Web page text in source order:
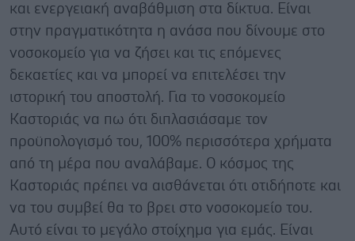
και ενεργειακή αναβάθμιση στα δίκτυα. Είναι
στην πραγματικότητα η ανάσα που δίνουμε στο
νοσοκομείο για να ζήσει και τις επόμενες
δεκαετίες και να μπορεί να επιτελέσει την
ιστορική του αποστολή. Για το νοσοκομείο
Καστοριάς να πω ότι διπλασιάσαμε τον
προϋπολογισμό του, 100% περισσότερα χρήματα
από τη μέρα που αναλάβαμε. Ο κόσμος της
Καστοριάς πρέπει να αισθάνεται ότι οτιδήποτε και
να του συμβεί θα το βρει στο νοσοκομείο του.
Αυτό είναι το μεγάλο στοίχημα για εμάς. Είναι